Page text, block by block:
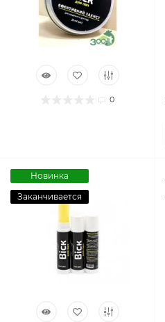
0
Новинка
Заканчивается